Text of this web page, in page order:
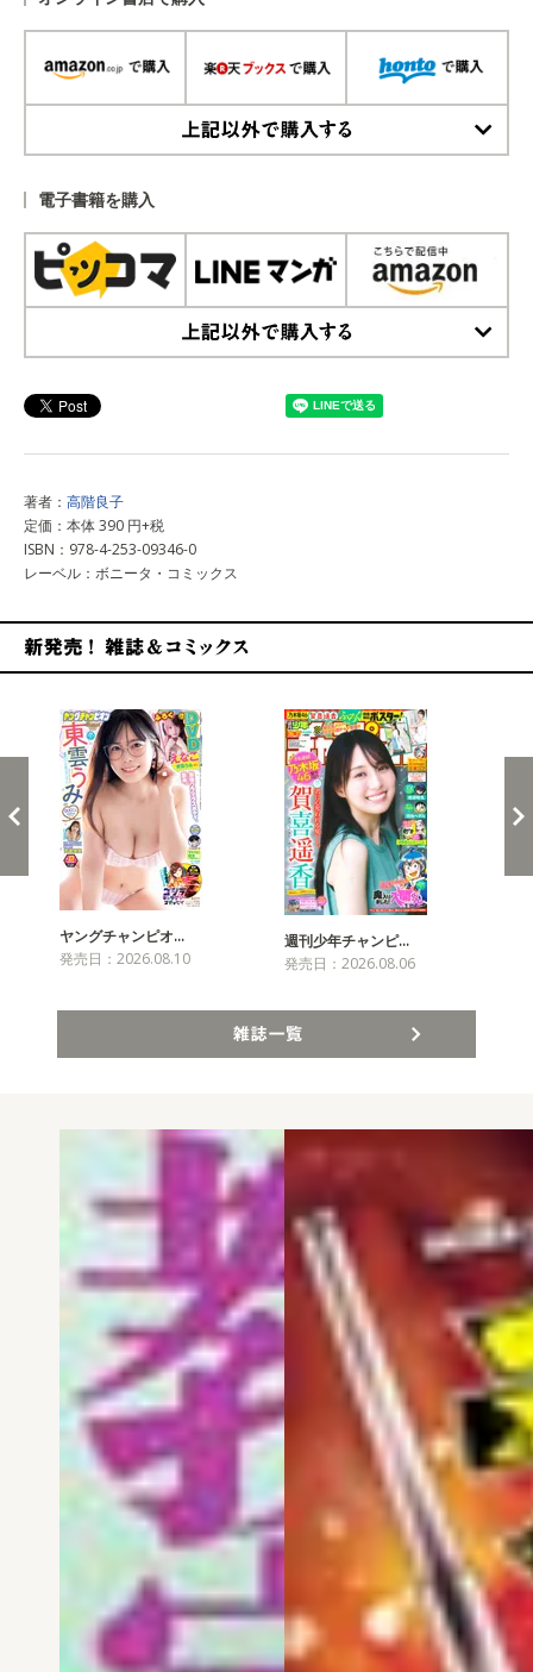
電子書籍を購入
著者： 高階良子
定価：本体 390 円+税
ISBN：978-4-253-09346-0
レーベル：ボニータ・コミックス
ヤングチャンピオ…
発売日：2026.08.10
週刊少年チャンピ…
発売日：2026.08.06